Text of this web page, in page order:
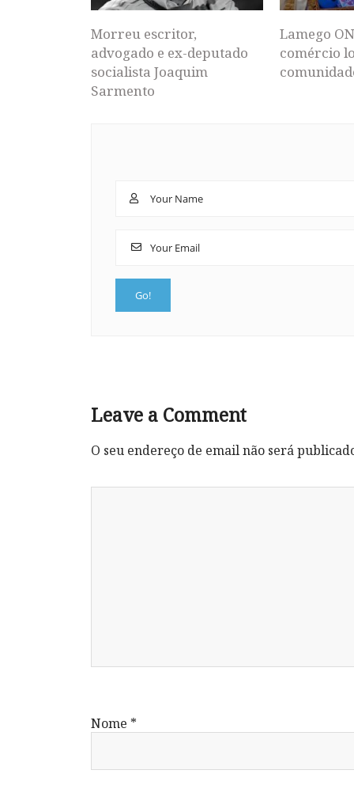
Morreu escritor,
advogado e ex-deputado
socialista Joaquim
Sarmento
Lamego
comércio
Leave a Comment
O seu endereço de email não será
Nome *